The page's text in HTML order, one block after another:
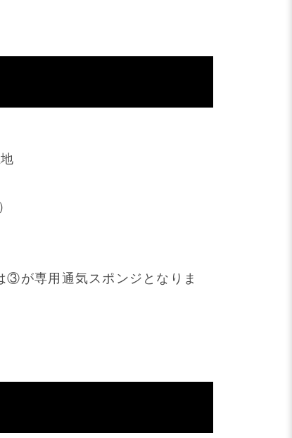
③が専用通気スポンジとなりま